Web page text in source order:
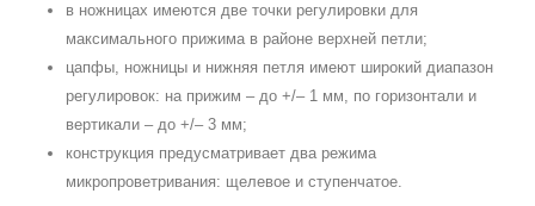
в ножницах имеются две точки регулировки для
максимального прижима в районе верхней петли;
цапфы, ножницы и нижняя петля имеют широкий диапазон
регулировок: на прижим – до +/– 1 мм, по горизонтали и
вертикали – до +/– 3 мм;
конструкция предусматривает два режима
микропроветривания: щелевое и ступенчатое.